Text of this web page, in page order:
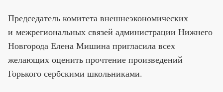
Председатель комитета внешнеэкономических
и межрегиональных связей администрации Нижнего
Новгорода Елена Мишина пригласила всех
желающих оценить прочтение произведений
Горького сербскими школьниками.